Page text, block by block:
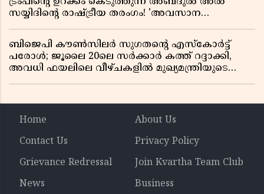
സയ്യിദിന്റെ രാഷ്ട്രീയ തരംഗം! 'അവസാന
ബിജെപി കൗൺസിലർ സുഗതന്റെ എസ്‌കോർട്ട്
പരോൾ; ജൂലൈ 20ലെ സർക്കാർ കത്ത് റദ്ദാക്കി,
അവധി ഫയലിലെ വീഴ്ചകളിൽ മുഖ്യമന്ത്രിയുടെ
Home
About Us
Contact Us
Privacy Policy
Grievance Redressal
Join Kvartha Team Club
News
Business